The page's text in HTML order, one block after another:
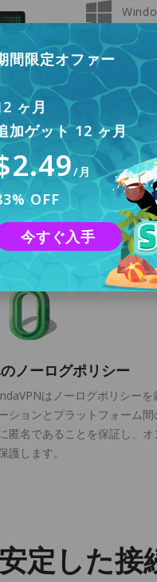
Linux
ノーログポリシー
はノーログポリシー
ションとプラットフォーム
匿名であることを保証し、
護します。
定した接
間限定オファー
ヶ月
加ゲット 12 ヶ月
/月
OFF
今すぐ入手